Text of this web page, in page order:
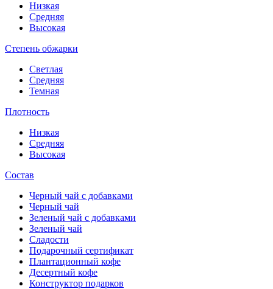
Низкая
Средняя
Высокая
Степень обжарки
Светлая
Средняя
Темная
Плотность
Низкая
Средняя
Высокая
Состав
Черный чай с добавками
Черный чай
Зеленый чай с добавками
Зеленый чай
Сладости
Подарочный сертификат
Плантационный кофе
Десертный кофе
Конструктор подарков